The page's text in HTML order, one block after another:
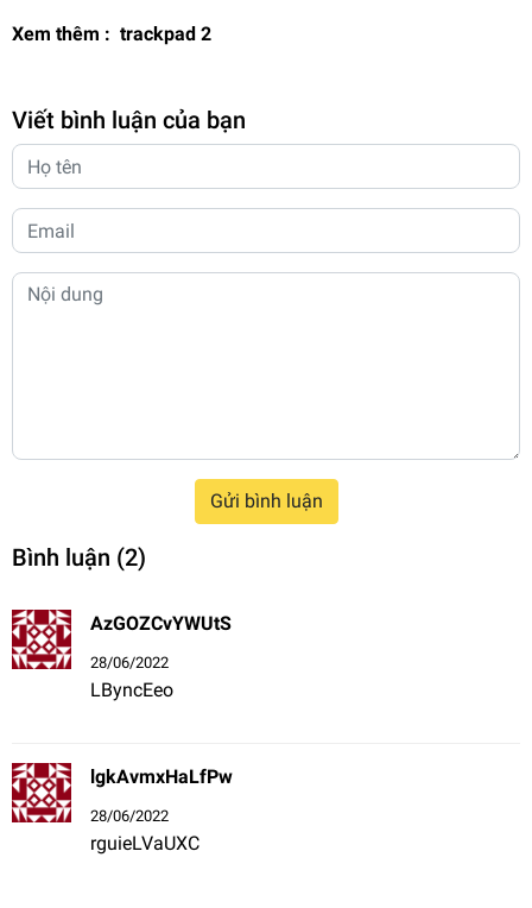
Xem thêm : trackpad 2
Viết bình luận của bạn
Gửi bình luận
Bình luận (2)
AzGOZCvYWUtS
28/06/2022
LByncEeo
lgkAvmxHaLfPw
28/06/2022
rguieLVaUXC